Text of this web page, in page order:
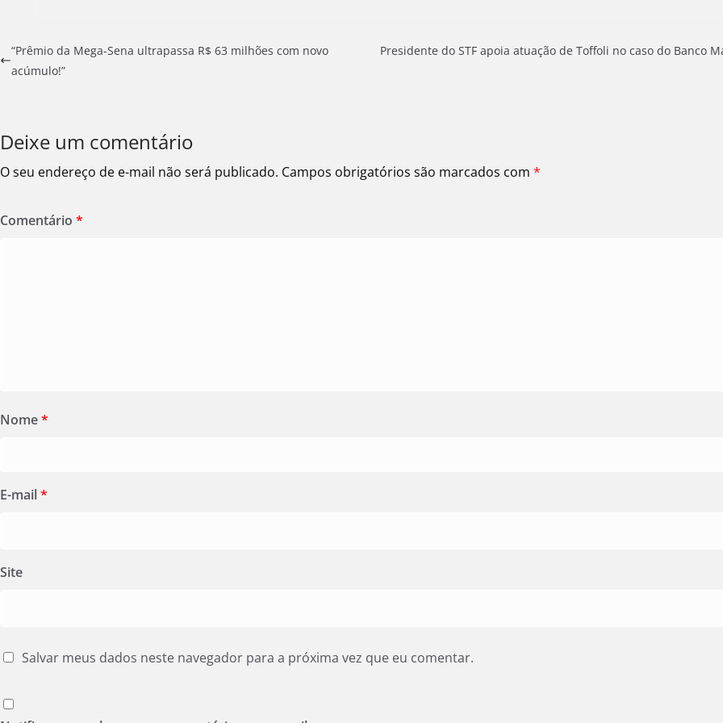
“Prêmio da Mega-Sena ultrapassa R$ 63 milhões com novo
acúmulo!”
Presidente do STF apoia atuação de Toffoli no caso do Banco
Deixe um comentário
O seu endereço de e-mail não será publicado. Campos obrigatórios são marcados com *
Comentário *
Nome*
E-mail*
Site
Salvar meus dados neste navegador para a próxima vez que eu comentar.